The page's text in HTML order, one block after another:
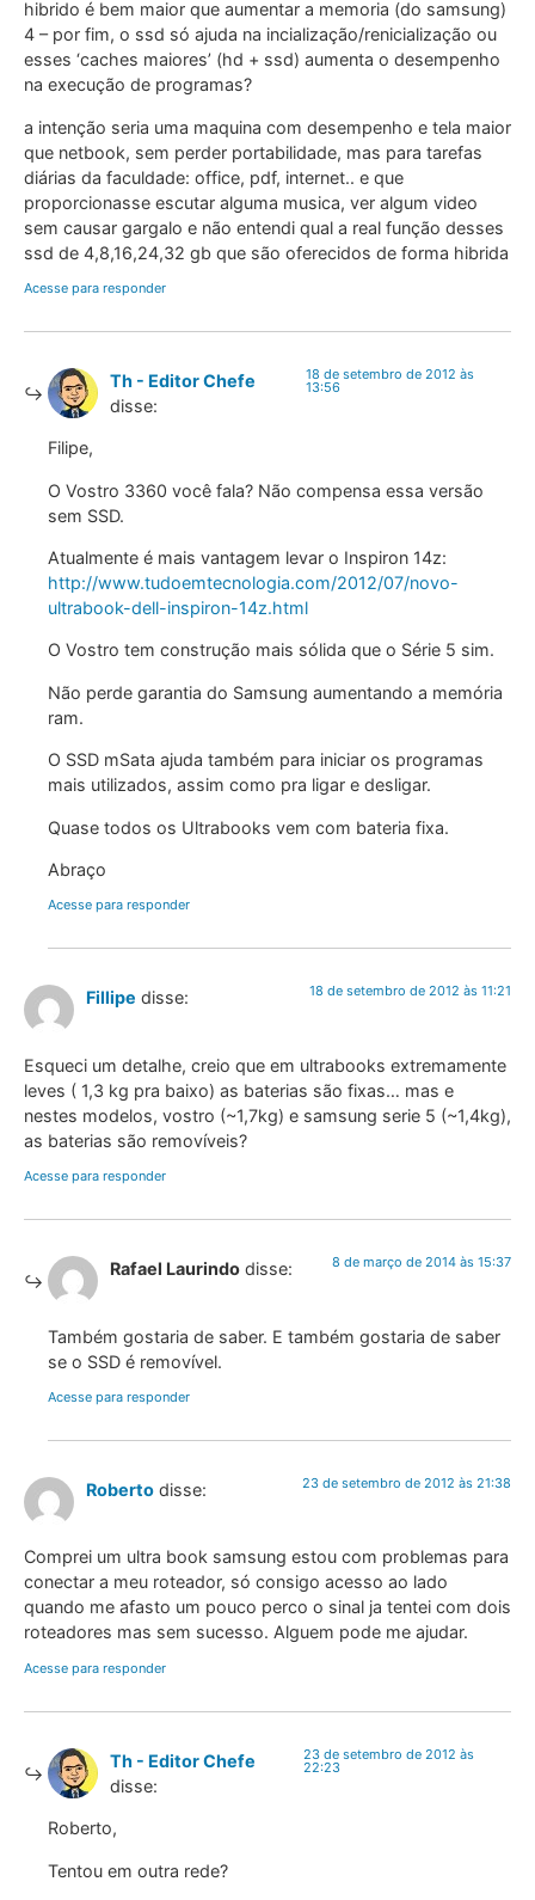
hibrido é bem maior que aumentar a memoria (do samsung)
4 – por fim, o ssd só ajuda na incialização/renicialização ou
esses ‘caches maiores’ (hd + ssd) aumenta o desempenho
na execução de programas?
a intenção seria uma maquina com desempenho e tela maior
que netbook, sem perder portabilidade, mas para tarefas
diárias da faculdade: office, pdf, internet.. e que
proporcionasse escutar alguma musica, ver algum video
sem causar gargalo e não entendi qual a real função desses
ssd de 4,8,16,24,32 gb que são oferecidos de forma hibrida
Acesse para responder
Th - Editor Chefe
disse:
18 de setembro de 2012 às
13:56
Filipe,
O Vostro 3360 você fala? Não compensa essa versão
sem SSD.
Atualmente é mais vantagem levar o Inspiron 14z:
http://www.tudoemtecnologia.com/2012/07/novo-
ultrabook-dell-inspiron-14z.html
O Vostro tem construção mais sólida que o Série 5 sim.
Não perde garantia do Samsung aumentando a memória
ram.
O SSD mSata ajuda também para iniciar os programas
mais utilizados, assim como pra ligar e desligar.
Quase todos os Ultrabooks vem com bateria fixa.
Abraço
Acesse para responder
Fillipe disse: 18 de setembro de 2012 às 11:21
Esqueci um detalhe, creio que em ultrabooks extremamente
leves ( 1,3 kg pra baixo) as baterias são fixas… mas e
nestes modelos, vostro (~1,7kg) e samsung serie 5 (~1,4kg),
as baterias são removíveis?
Acesse para responder
Rafael Laurindo disse: 8 de março de 2014 às 15:37
Também gostaria de saber. E também gostaria de saber
se o SSD é removível.
Acesse para responder
Roberto disse: 23 de setembro de 2012 às 21:38
Comprei um ultra book samsung estou com problemas para
conectar a meu roteador, só consigo acesso ao lado
quando me afasto um pouco perco o sinal ja tentei com dois
roteadores mas sem sucesso. Alguem pode me ajudar.
Acesse para responder
Th - Editor Chefe
disse:
23 de setembro de 2012 às
22:23
Roberto,
Tentou em outra rede?